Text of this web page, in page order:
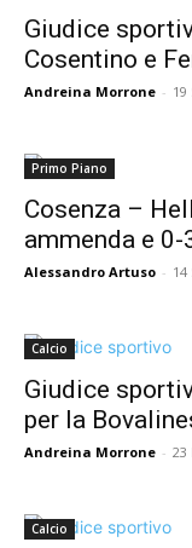
Giudice
Cosentino e
Andreina Morrone -
Primo Piano
Cosenza –
ammenda e
Alessandro Artuso -
Calcio
Giudice
per la
Andreina Morrone - 23
Calcio